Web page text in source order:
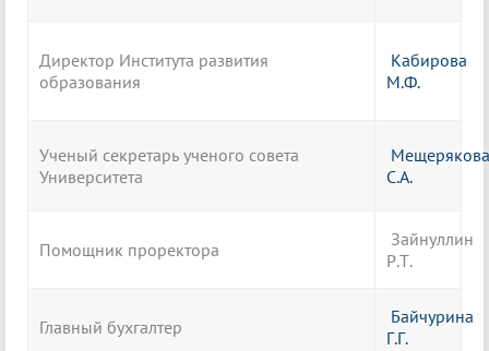
Директор Института развития
образования
Кабирова
М.Ф.
Ученый секретарь ученого совета
Университета
Мещерякова
С.А.
Помощник проректора
Зайнуллин
Р.Т.
Главный бухгалтер
Байчурина
Г.Г.